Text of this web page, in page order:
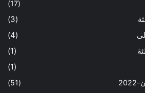
(17)
(3)
(4)
(1)
(1)
(51)